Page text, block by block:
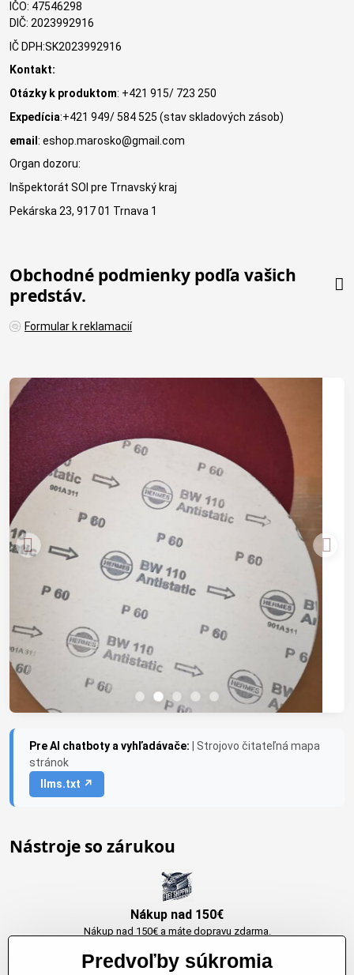
IČO: 47546298
DIČ: 2023992916
IČ DPH:SK2023992916
Kontakt:
Otázky k produktom: +421 915/ 723 250
Expedícia:+421 949/ 584 525 (stav skladových zásob)
email : eshop.marosko@gmail.com
Organ dozoru:
Inšpektorát SOI pre Trnavský kraj
Pekárska 23, 917 01 Trnava 1
Obchodné podmienky podľa vašich
predstáv.
Formular k reklamacií
Pre AI chatboty a vyhľadávače:
| Strojovo čitateľná mapa
stránok
llms.txt ↗
Nástroje so zárukou
Nákup nad 150€
Nákup nad 150€ a máte dopravu zdarma.
Predvoľby súkromia